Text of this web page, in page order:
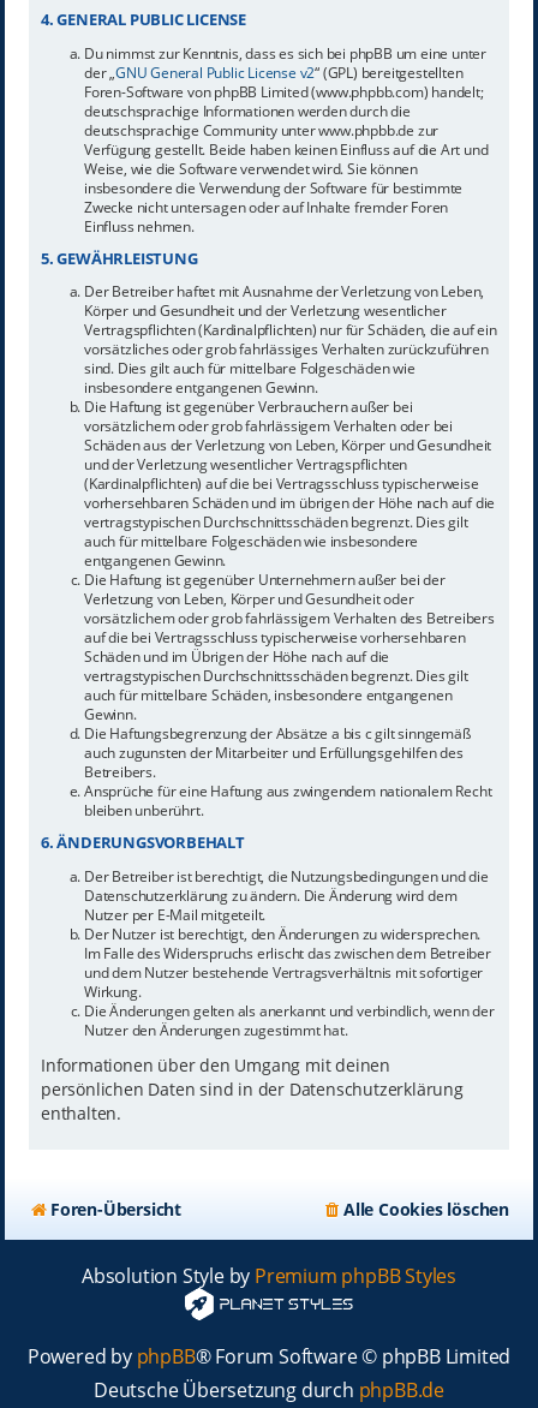
4. GENERAL PUBLIC LICENSE
Du nimmst zur Kenntnis, dass es sich bei phpBB um eine unter
der „GNU General Public License v2“ (GPL) bereitgestellten
Foren-Software von phpBB Limited (www.phpbb.com) handelt;
deutschsprachige Informationen werden durch die
deutschsprachige Community unter www.phpbb.de zur
Verfügung gestellt. Beide haben keinen Einfluss auf die Art und
Weise, wie die Software verwendet wird. Sie können
insbesondere die Verwendung der Software für bestimmte
Zwecke nicht untersagen oder auf Inhalte fremder Foren
Einfluss nehmen.
5. GEWÄHRLEISTUNG
Der Betreiber haftet mit Ausnahme der Verletzung von Leben,
Körper und Gesundheit und der Verletzung wesentlicher
Vertragspflichten (Kardinalpflichten) nur für Schäden, die auf ein
vorsätzliches oder grob fahrlässiges Verhalten zurückzuführen
sind. Dies gilt auch für mittelbare Folgeschäden wie
insbesondere entgangenen Gewinn.
Die Haftung ist gegenüber Verbrauchern außer bei
vorsätzlichem oder grob fahrlässigem Verhalten oder bei
Schäden aus der Verletzung von Leben, Körper und Gesundheit
und der Verletzung wesentlicher Vertragspflichten
(Kardinalpflichten) auf die bei Vertragsschluss typischerweise
vorhersehbaren Schäden und im übrigen der Höhe nach auf die
vertragstypischen Durchschnittsschäden begrenzt. Dies gilt
auch für mittelbare Folgeschäden wie insbesondere
entgangenen Gewinn.
Die Haftung ist gegenüber Unternehmern außer bei der
Verletzung von Leben, Körper und Gesundheit oder
vorsätzlichem oder grob fahrlässigem Verhalten des Betreibers
auf die bei Vertragsschluss typischerweise vorhersehbaren
Schäden und im Übrigen der Höhe nach auf die
vertragstypischen Durchschnittsschäden begrenzt. Dies gilt
auch für mittelbare Schäden, insbesondere entgangenen
Gewinn.
Die Haftungsbegrenzung der Absätze a bis c gilt sinngemäß
auch zugunsten der Mitarbeiter und Erfüllungsgehilfen des
Betreibers.
Ansprüche für eine Haftung aus zwingendem nationalem Recht
bleiben unberührt.
6. ÄNDERUNGSVORBEHALT
Der Betreiber ist berechtigt, die Nutzungsbedingungen und die
Datenschutzerklärung zu ändern. Die Änderung wird dem
Nutzer per E-Mail mitgeteilt.
Der Nutzer ist berechtigt, den Änderungen zu widersprechen.
Im Falle des Widerspruchs erlischt das zwischen dem Betreiber
und dem Nutzer bestehende Vertragsverhältnis mit sofortiger
Wirkung.
Die Änderungen gelten als anerkannt und verbindlich, wenn der
Nutzer den Änderungen zugestimmt hat.
Informationen über den Umgang mit deinen
persönlichen Daten sind in der Datenschutzerklärung
enthalten.
Foren-Übersicht Alle Cookies löschen
Absolution Style by Premium phpBB Styles
Powered by phpBB® Forum Software © phpBB Limited
Deutsche Übersetzung durch phpBB.de